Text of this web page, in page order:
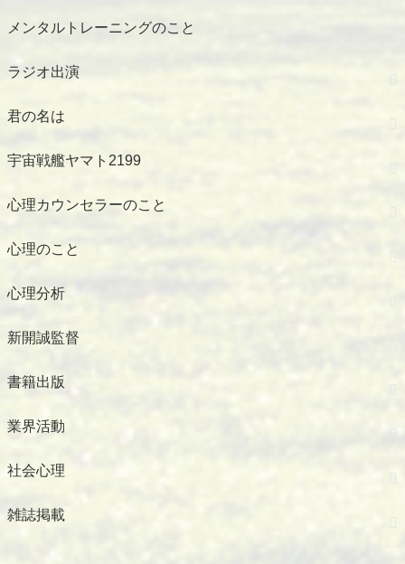
メンタルトレーニングのこと
ラジオ出演
君の名は
宇宙戦艦ヤマト2199
心理カウンセラーのこと
心理のこと
心理分析
新開誠監督
書籍出版
業界活動
社会心理
雑誌掲載